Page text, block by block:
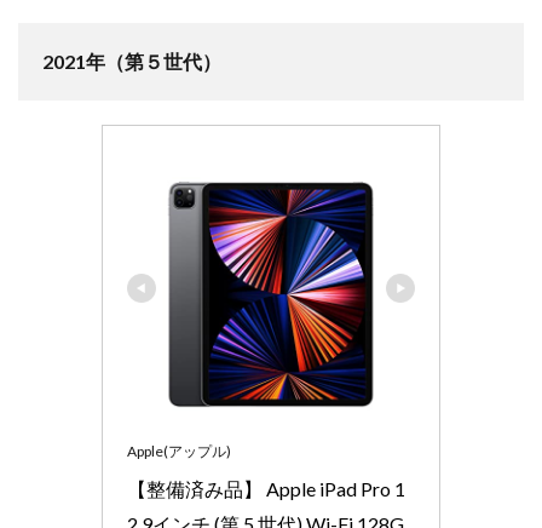
2021年（第５世代）
Apple(アップル)
【整備済み品】 Apple iPad Pro 1